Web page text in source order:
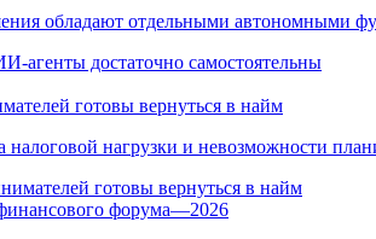
обладают отдельными автономными
готовы вернуться в найм
налоговой нагрузки и невозможности
форума—2026